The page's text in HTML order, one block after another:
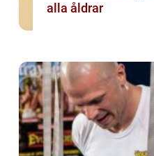
alla åldrar